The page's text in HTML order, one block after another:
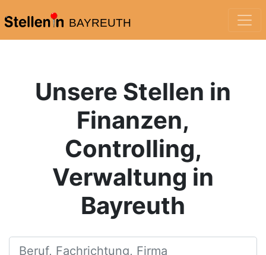
BAYREUTH
Unsere Stellen in
Finanzen,
Controlling,
Verwaltung in
Bayreuth
Beruf, Fachrichtung, Firma